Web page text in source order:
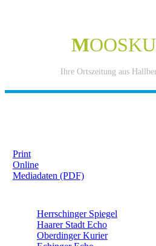
M
Ihre Ortszeitung aus
Print
Online
Mediadaten (PDF)
Herrschinger Spiegel
Haarer Stadt Echo
Oberdinger Kurier